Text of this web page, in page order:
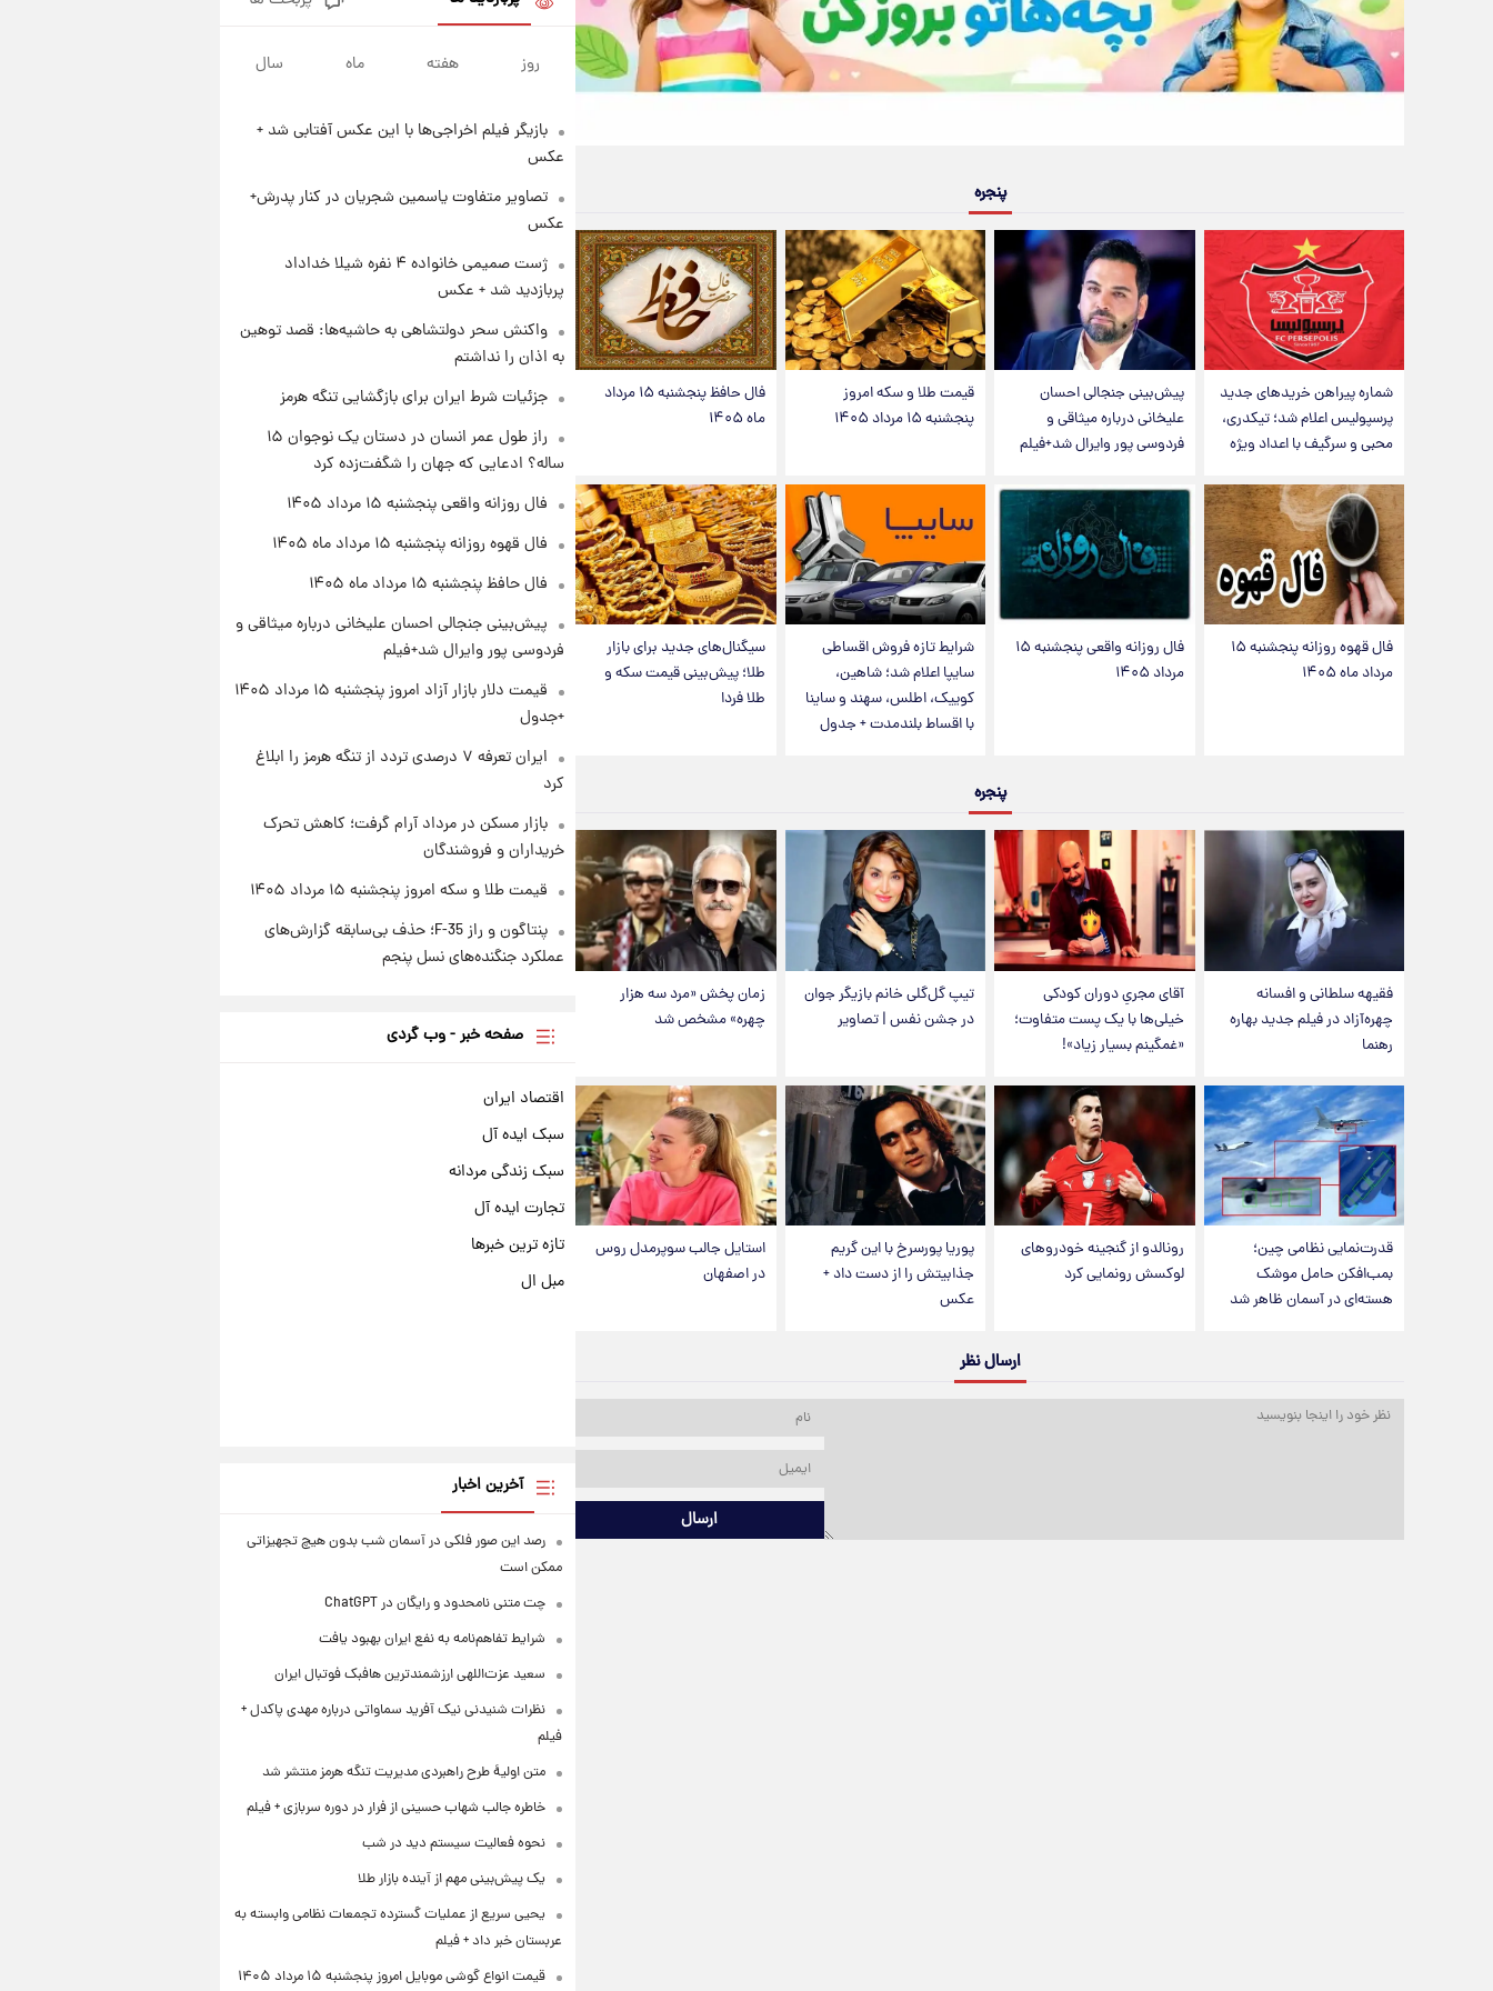
پنجره
شماره پیراهن خریدهای جدید
پرسپولیس اعلام شد؛ تیکدری،
محبی و سرگیف با اعداد ویژه
پیش‌بینی جنجالی احسان
علیخانی درباره میثاقی و
فردوسی پور وایرال شد+فیلم
قیمت طلا و سکه امروز
پنجشنبه ۱۵ مرداد ۱۴۰۵
فال حافظ پنجشنبه ۱۵ مرداد
ماه ۱۴۰۵
فال قهوه روزانه پنجشنبه ۱۵
مرداد ماه ۱۴۰۵
فال روزانه واقعی پنجشنبه ۱۵
مرداد ۱۴۰۵
شرایط تازه فروش اقساطی
سایپا اعلام شد؛ شاهین،
کوییک، اطلس، سهند و ساینا
با اقساط بلندمدت + جدول
سیگنال‌های جدید برای بازار
طلا؛ پیش‌بینی قیمت سکه و
طلا فردا
پنجره
فقیهه سلطانی و افسانه
چهره‌آزاد در فیلم جدید بهاره
رهنما
آقای مجریِ دوران کودکی
خیلی‌ها با یک پست متفاوت؛
«غمگینم بسیار زیاد»!
تیپ گل‌گلی خانم بازیگر جوان
در جشن نفس | تصاویر
زمان پخش «مرد سه هزار
چهره» مشخص شد
قدرت‌نمایی نظامی چین؛
بمب‌افکن حامل موشک
هسته‌ای در آسمان ظاهر شد
رونالدو از گنجینه خودروهای
لوکسش رونمایی کرد
پوریا پورسرخ با این گریم
جذابیتش را از دست داد +
عکس
استایل جالب سوپرمدل روس
در اصفهان
ارسال نظر
ارسال
فال قهوه روزانه پنجشنبه ۱۵ مرداد
ماه ۱۴۰۵
۲۱ ساعت پیش
چهارشنبه ۱۴ مرداد + جدول
تولید سایپا؛ نام خودرو، مبلغ پیش
پرداخت و زمان تحویل | سود
مشارکت چند درصد است؟
روز هفته ماه سال
بازیگر فیلم اخراجی‌ها با این عکس آفتابی شد +
عکس
تصاویر متفاوت یاسمین شجریان در کنار پدرش+
عکس
ژست صمیمی خانواده ۴ نفره شیلا خداداد
پربازدید شد + عکس
واکنش سحر دولتشاهی به حاشیه‌ها: قصد توهین
به اذان را نداشتم
جزئیات شرط ایران برای بازگشایی تنگه هرمز
راز طول عمر انسان در دستان یک نوجوان ۱۵
ساله؟ ادعایی که جهان را شگفت‌زده کرد
فال روزانه واقعی پنجشنبه ۱۵ مرداد ۱۴۰۵
فال قهوه روزانه پنجشنبه ۱۵ مرداد ماه ۱۴۰۵
فال حافظ پنجشنبه ۱۵ مرداد ماه ۱۴۰۵
پیش‌بینی جنجالی احسان علیخانی درباره میثاقی و
فردوسی پور وایرال شد+فیلم
قیمت دلار بازار آزاد امروز پنجشنبه ۱۵ مرداد ۱۴۰۵
+جدول
ایران تعرفه ۷ درصدی تردد از تنگه هرمز را ابلاغ
کرد
بازار مسکن در مرداد آرام گرفت؛ کاهش تحرک
خریداران و فروشندگان
قیمت طلا و سکه امروز پنجشنبه ۱۵ مرداد ۱۴۰۵
پنتاگون و راز F-35؛ حذف بی‌سابقه گزارش‌های
عملکرد جنگنده‌های نسل پنجم
صفحه خبر - وب گردی
اقتصاد ایران
سبک ایده آل
سبک زندگی مردانه
تجارت ایده آل
تازه ترین خبرها
مبل ال
آخرین اخبار
رصد این صور فلکی در آسمان شب بدون هیچ تجهیزاتی
ممکن است
چت متنی نامحدود و رایگان در ChatGPT
شرایط تفاهم‌نامه به نفع ایران بهبود یافت
سعید عزت‌اللهی ارزشمندترین هافبک فوتبال ایران
نظرات شنیدنی نیک آفرید سماواتی درباره مهدی پاکدل +
فیلم
متن اولیۀ طرح راهبردی مدیریت تنگه هرمز منتشر شد
خاطره جالب شهاب حسینی از فرار در دوره سربازی + فیلم
نحوه فعالیت سیستم دید در شب
یک پیش‌بینی مهم از آینده بازار طلا
یحیی سریع از عملیات گسترده تجمعات نظامی وابسته به
عربستان خبر داد + فیلم
قیمت انواع گوشی موبایل امروز پنجشنبه ۱۵ مرداد ۱۴۰۵